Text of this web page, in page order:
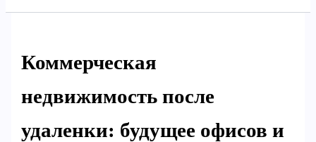
Коммерческая
недвижимость после
удаленки: будущее офисов и